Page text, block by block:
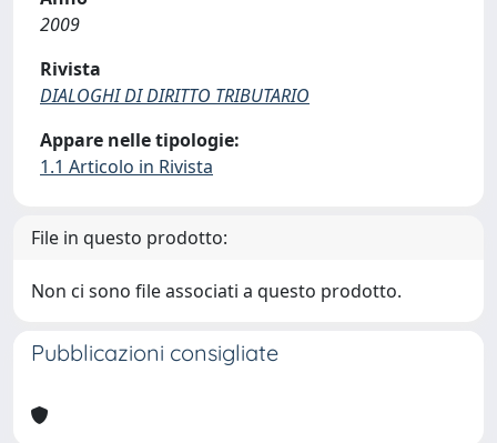
2009
Rivista
DIALOGHI DI DIRITTO TRIBUTARIO
Appare nelle tipologie:
1.1 Articolo in Rivista
File in questo prodotto:
Non ci sono file associati a questo prodotto.
Pubblicazioni consigliate